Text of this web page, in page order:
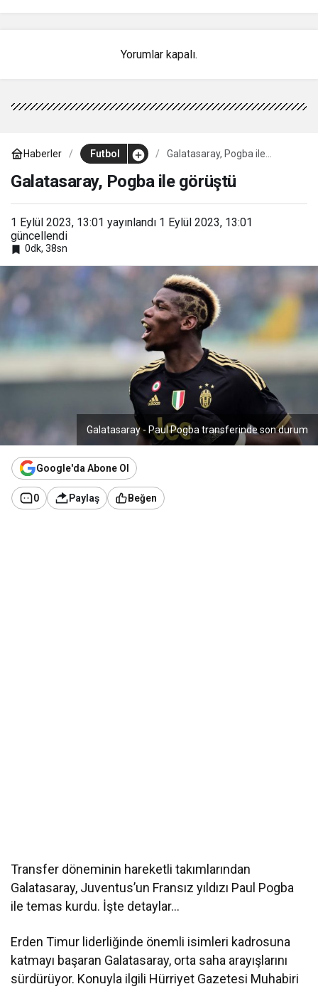
Yorumlar kapalı.
Haberler Futbol
Galatasaray, Pogba ile
Galatasaray, Pogba ile görüştü
1 Eylül 2023, 13:01 yayınlandı 1 Eylül 2023, 13:01
güncellendi
0dk, 38sn
Galatasaray - Paul Pogba transferinde son durum
Google'da Abone Ol
0 Paylaş Beğen
Transfer döneminin hareketli takımlarından
Galatasaray, Juventus’un Fransız yıldızı Paul Pogba
ile temas kurdu. İşte detaylar…
Erden Timur liderliğinde önemli isimleri kadrosuna
katmayı başaran Galatasaray, orta saha arayışlarını
sürdürüyor. Konuyla ilgili Hürriyet Gazetesi Muhabiri